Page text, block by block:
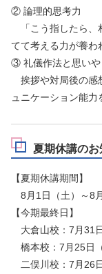
② 論理的思考力
「こう指したら、
てて考える力が養わ
③ 礼儀作法と思いや
挨拶や対局後の感
ュニケーション能力
夏期休講のお
【夏期休講期間】
8月1日（土）～8
【今期最終日】
大倉山校：7月31日
橋本校：7月25日（
二俣川校：7月26日